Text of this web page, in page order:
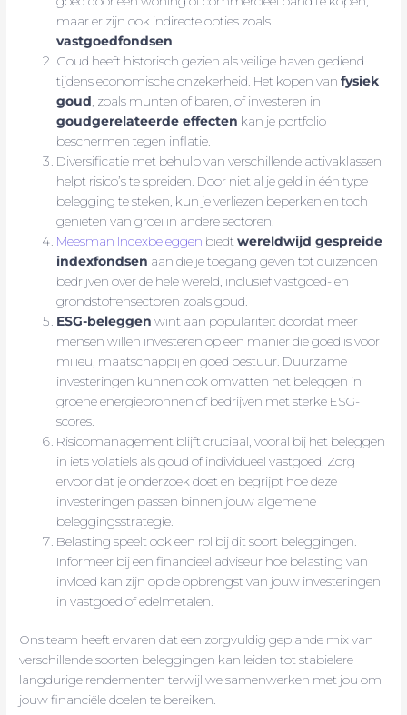
maar er zijn ook indirecte opties zoals
vastgoedfondsen
Goud heeft historisch gezien als veilige haven gediend
tijdens economische onzekerheid. Het kopen vanfysiek
goud , zoals munten of baren, of investeren in
goudgerelateerde effecten kan je portfolio
beschermen tegen inflatie.
Diversificatie met behulp van verschillende activaklassen
helpt risico’s te spreiden. Door niet al je geld in één type
belegging te steken, kun je verliezen beperken en toch
genieten van groei in andere sectoren.
Meesman Indexbeleggen biedtwereldwijd gespreide
indexfondsen aan die je toegang geven tot duizenden
bedrijven over de hele wereld, inclusief vastgoed- en
grondstoffensectoren zoals goud.
ESG-beleggen wint aan populariteit doordat meer
mensen willen investeren op een manier die goed is voor
milieu, maatschappij en goed bestuur. Duurzame
investeringen kunnen ook omvatten het beleggen in
groene energiebronnen of bedrijven met sterke ESG-
scores.
Risicomanagement blijft cruciaal, vooral bij het beleggen
in iets volatiels als goud of individueel vastgoed. Zorg
ervoor dat je onderzoek doet en begrijpt hoe deze
investeringen passen binnen jouw algemene
beleggingsstrategie.
Belasting speelt ook een rol bij dit soort beleggingen.
Informeer bij een financieel adviseur hoe belasting van
invloed kan zijn op de opbrengst van jouw investeringen
in vastgoed of edelmetalen.
Ons team heeft ervaren dat een zorgvuldig geplande mix van
verschillende soorten beleggingen kan leiden tot stabielere
langdurige rendementen terwijl we samenwerken met jou om
jouw financiële doelen te bereiken.